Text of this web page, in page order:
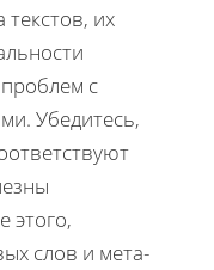
текстов, их
с
Убедитесь,
этого,
слов и мета-